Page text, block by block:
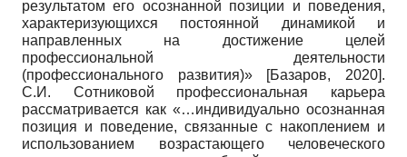
результатом его осознанной позиции и поведения,
характеризующихся постоянной динамикой и
направленных на достижение целей
профессиональной деятельности
(профессионального развития)» [Базаров, 2020].
С.И. Сотниковой профессиональная карьера
рассматривается как «…индивидуально осознанная
позиция и поведение, связанные с накоплением и
использованием возрастающего человеческого